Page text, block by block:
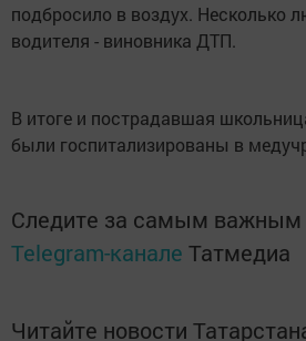
подбросило в воздух. Несколько
водителя - виновника ДТП.
В итоге и пострадавшая
были госпитализированы в
Следите за самым важным
Telegram-канале Татмедиа
Читайте новости